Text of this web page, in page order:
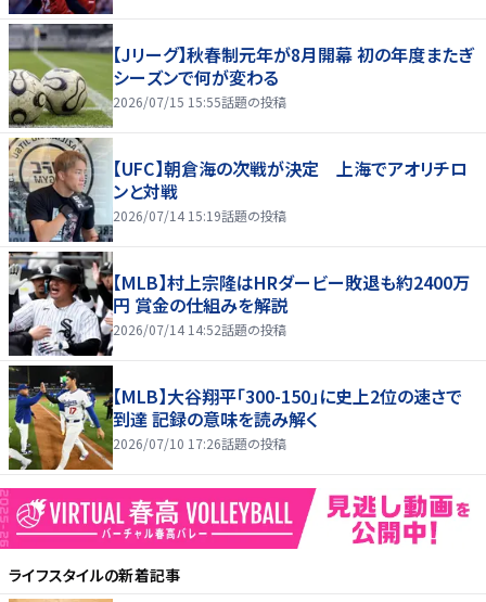
【Jリーグ】秋春制元年が8月開幕 初の年度またぎ
シーズンで何が変わる
2026/07/15 15:55話題の投稿
【UFC】朝倉海の次戦が決定 上海でアオリチロ
ンと対戦
2026/07/14 15:19話題の投稿
【MLB】村上宗隆はHRダービー敗退も約2400万
円 賞金の仕組みを解説
2026/07/14 14:52話題の投稿
【MLB】大谷翔平「300-150」に史上2位の速さで
到達 記録の意味を読み解く
2026/07/10 17:26話題の投稿
ライフスタイルの新着記事